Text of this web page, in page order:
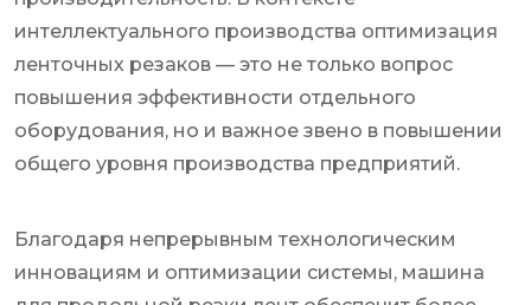
интеллектуального производства оптимизация
ленточных резаков — это не только вопрос
повышения эффективности отдельного
оборудования, но и важное звено в повышении
общего уровня производства предприятий.
Благодаря непрерывным технологическим
инновациям и оптимизации системы, машина